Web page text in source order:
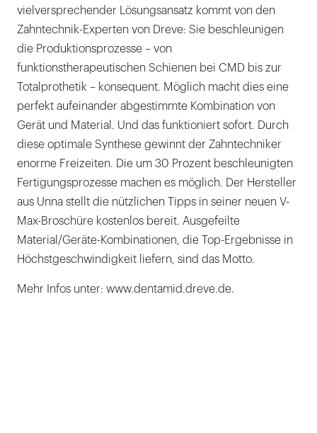
vielversprechender Lösungsansatz kommt von den
Zahntechnik-Experten von Dreve: Sie beschleunigen
die Produktionsprozesse – von
funktionstherapeutischen Schienen bei CMD bis zur
Totalprothetik – konsequent. Möglich macht dies eine
perfekt aufeinander abgestimmte Kombination von
Gerät und Material. Und das funktioniert sofort. Durch
diese optimale Synthese gewinnt der Zahntechniker
enorme Freizeiten. Die um 30 Prozent beschleunigten
Fertigungsprozesse machen es möglich. Der Hersteller
aus Unna stellt die nützlichen Tipps in seiner neuen V-
Max-Broschüre kostenlos bereit. Ausgefeilte
Material/Geräte-Kombinationen, die Top-Ergebnisse in
Höchstgeschwindigkeit liefern, sind das Motto.
Mehr Infos unter: www.dentamid.dreve.de.